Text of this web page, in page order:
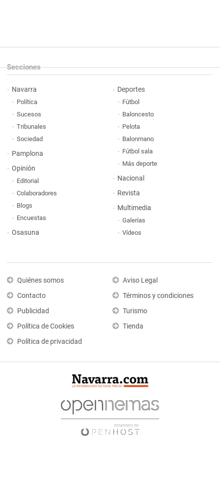
Secciones
Navarra
Política
Sucesos
Tribunales
Sociedad
Pamplona
Opinión
Editorial
Colaboradores
Blogs
Encuestas
Osasuna
Deportes
Fútbol
Baloncesto
Pelota
Balonmano
Fútbol sala
Más deporte
Nacional
Revista
Multimedia
Galerías
Vídeos
Quiénes somos
Contacto
Publicidad
Política de Cookies
Política de privacidad
Aviso Legal
Términos y condiciones
Turismo
Tienda